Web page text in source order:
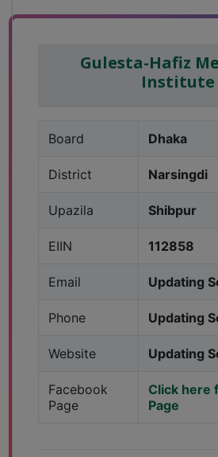
Gulesta-Hafiz
Institute
Board Dhaka
District Narsingdi
Upazila Shibpur
EIIN 112858
Email Updating
Phone Updating
Website Updating
Facebook
Page
Click here
Page